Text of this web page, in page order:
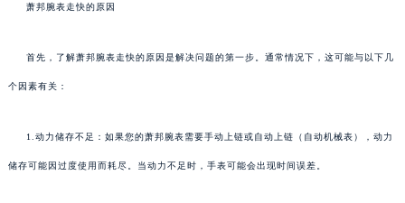
萧邦腕表走快的原因
首先，了解萧邦腕表走快的原因是解决问题的第一步。通常情况下，这可能与以下几
个因素有关：
1.动力储存不足：如果您的萧邦腕表需要手动上链或自动上链（自动机械表），动力
储存可能因过度使用而耗尽。当动力不足时，手表可能会出现时间误差。